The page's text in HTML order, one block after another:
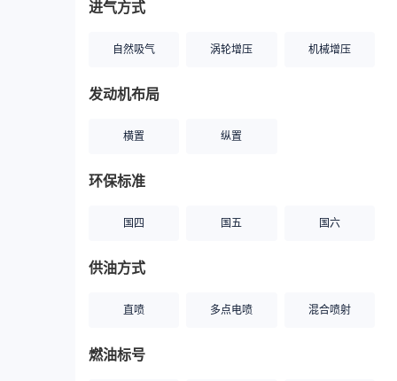
进气方式
自然吸气 涡轮增压 机械增压
发动机布局
横置 纵置
环保标准
国四 国五 国六
供油方式
直喷 多点电喷 混合喷射
燃油标号